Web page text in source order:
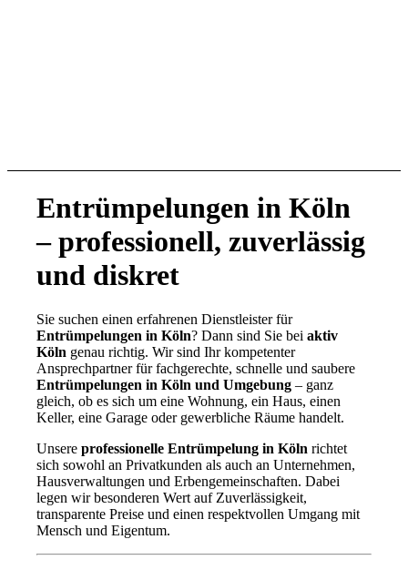
Entrümpelungen in Köln
– professionell, zuverlässig
und diskret
Sie suchen einen erfahrenen Dienstleister für
Entrümpelungen in Köln? Dann sind Sie beiaktiv
Köln genau richtig. Wir sind Ihr kompetenter
Ansprechpartner für fachgerechte, schnelle und saubere
Entrümpelungen in Köln und Umgebung – ganz
gleich, ob es sich um eine Wohnung, ein Haus, einen
Keller, eine Garage oder gewerbliche Räume handelt.
Unsereprofessionelle Entrümpelung in Köln richtet
sich sowohl an Privatkunden als auch an Unternehmen,
Hausverwaltungen und Erbengemeinschaften. Dabei
legen wir besonderen Wert auf Zuverlässigkeit,
transparente Preise und einen respektvollen Umgang mit
Mensch und Eigentum.